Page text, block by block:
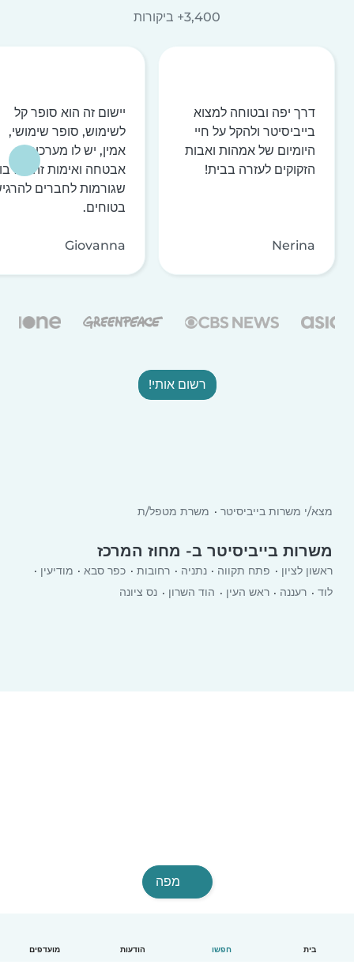
בית חפשו הודעות מועדפים
3,400+ ביקורות
דרך יפה ובטוחה למצוא
בייביסיטר ולהקל על חיי
היומיום של אמהות ואבות
הזקוקים לעזרה בבית!
Nerina
יישום זה הוא סופר קל
לשימוש, סופר שימושי,
אמין, יש לו מערכות
אבטחה ואימות זהות
שגורמות לחברים
בטוחים.
Giovanna
רשום אותי!
מצא/י משרות בייביסיטר משרת מטפל/ת
משרות בייביסיטר ב- מחוז המרכז
ראשון לציון פתח תקווה נתניה רחובות כפר סבא
מודיעין
לוד
רעננה ראש העין הוד השרון נס ציונה
מפה